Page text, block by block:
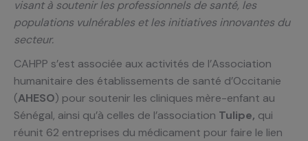
visant à soutenir les professionnels de santé, les
populations vulnérables et les initiatives innovantes du
secteur.
CAHPP s’est associée aux activités de l’Association
humanitaire des établissements de santé d’Occitanie
(AHESO) pour soutenir les cliniques mère-enfant au
Sénégal, ainsi qu’à celles de l’association Tulipe, qui
réunit 62 entreprises du médicament pour faire le lien